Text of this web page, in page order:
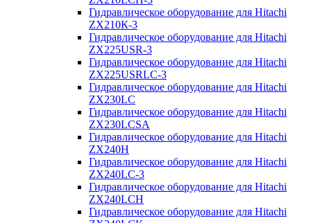
Гидравлическое оборудование для Hitachi
ZX210К-3
Гидравлическое оборудование для Hitachi
ZX225USR-3
Гидравлическое оборудование для Hitachi
ZX225USRLC-3
Гидравлическое оборудование для Hitachi
ZX230LC
Гидравлическое оборудование для Hitachi
ZX230LCSA
Гидравлическое оборудование для Hitachi
ZX240H
Гидравлическое оборудование для Hitachi
ZX240LC-3
Гидравлическое оборудование для Hitachi
ZX240LCH
Гидравлическое оборудование для Hitachi